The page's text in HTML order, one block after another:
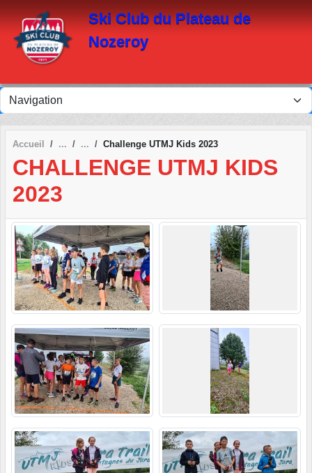
Ski Club du Plateau de
Nozeroy
Accueil Challenge UTMJ Kids 2023
CHALLENGE UTMJ KIDS
2023